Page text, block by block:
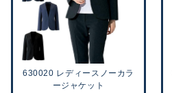
630020 レディースノーカラ
ージャケット